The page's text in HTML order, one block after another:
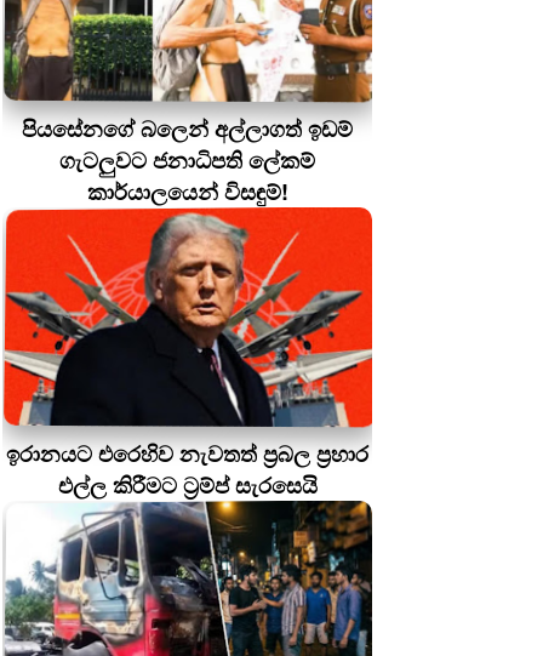
පියසේනගේ බලෙන් අල්ලාගත් ඉඩම්
ගැටලුවට ජනාධිපති ලේකම්
කාර්යාලයෙන් විසඳුම්!
ඉරානයට එරෙහිව නැවතත් ප්‍රබල ප්‍රහාර
එල්ල කිරීමට ට්‍රම්ප් සැරසෙයි